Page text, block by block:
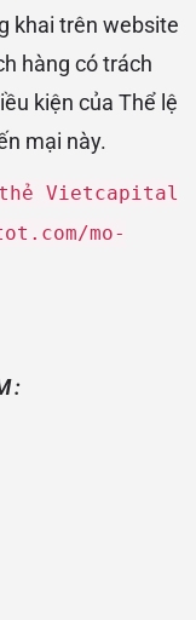
khai trên website
hàng có trách
kiện của Thể lệ
mại này.
Vietcapital
mo-